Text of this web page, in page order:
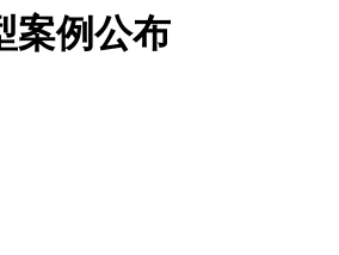
案例公布